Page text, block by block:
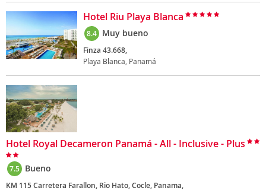
Hotel Riu Playa Blanca
8.4 Muy bueno
Finza 43.668,
Playa Blanca, Panamá
Hotel Royal Decameron Panamá - All - Inclusive - Plus
7.5 Bueno
KM 115 Carretera Farallon, Rio Hato, Cocle, Panama,